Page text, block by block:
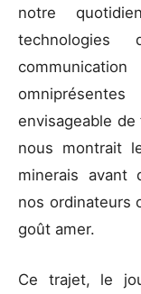
notre
envisageable
nous montrait
minerais avant
nos ordinateurs
goût amer.
Ce trajet, le